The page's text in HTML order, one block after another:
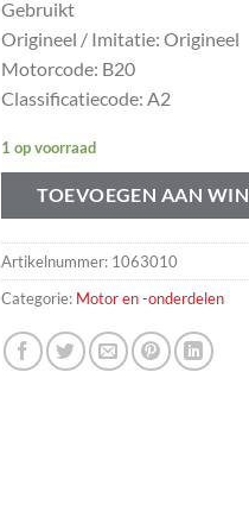
Gebruikt
Origineel / Imitatie: Origineel
Motorcode: B20
Classificatiecode: A2
1 op voorraad
TOEVOEGEN AAN
Artikelnummer: 1063010
Categorie: Motor en -onderdelen